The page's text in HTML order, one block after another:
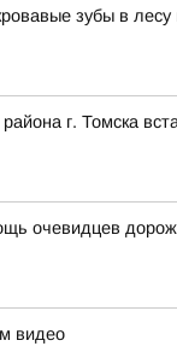
зубы в
района г. Томска
очевидцев
видео